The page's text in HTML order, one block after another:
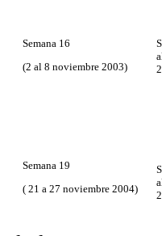
Semana 16
(2 al 8 noviembre 2003)
Semana 19
( 21 a 27 noviembre 2004)